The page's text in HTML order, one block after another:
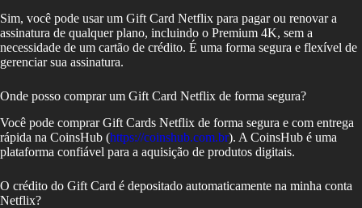
Sim, você pode usar um Gift Card Netflix para pagar ou renovar a
assinatura de qualquer plano, incluindo o Premium 4K, sem a
necessidade de um cartão de crédito. É uma forma segura e flexível de
gerenciar sua assinatura.
Onde posso comprar um Gift Card Netflix de forma segura?
Você pode comprar Gift Cards Netflix de forma segura e com entrega
rápida na CoinsHub (https://coinshub.com.br). A CoinsHub é uma
plataforma confiável para a aquisição de produtos digitais.
O crédito do Gift Card é depositado automaticamente na minha conta
Netflix?